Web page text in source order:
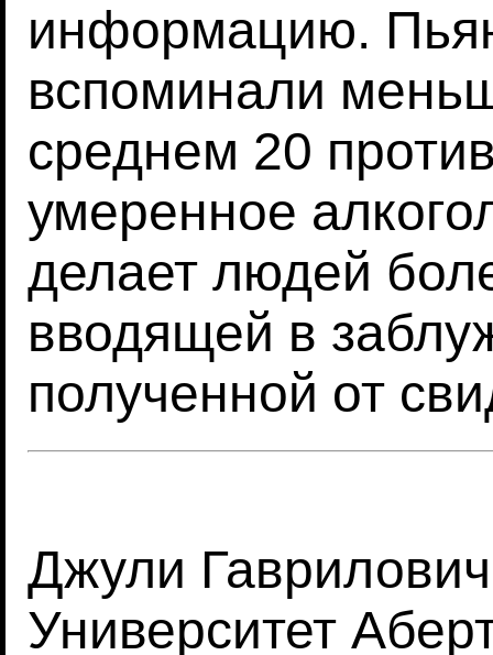
информацию.
вспоминали
среднем 20
умеренное
делает людей
вводящей в
полученной от
Джули
Университет